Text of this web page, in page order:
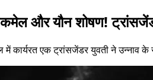
और यौन शोषण!
में कार्यरत एक ट्रांसजेंडर युवती ने